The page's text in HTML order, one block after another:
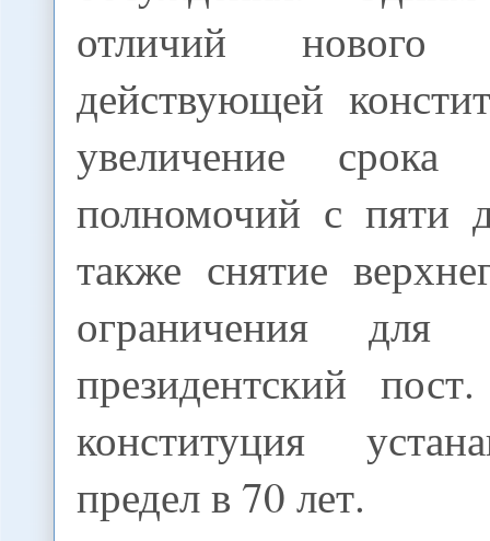
отличий нового
действующей
увеличение срока
полномочий с пяти
также снятие
ограничения для
президентский
конституция
предел в 70 лет.